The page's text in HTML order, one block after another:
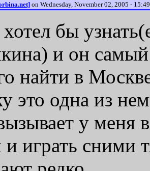
on Wednesday, November 02, 2005 -
бы
и он самый
найти в
это одна из
у
и играть сними